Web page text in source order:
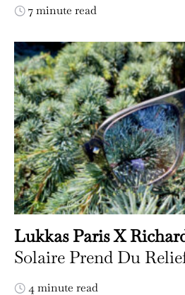
7 minute read
Lukkas Paris X
Solaire Prend Du
4 minute read